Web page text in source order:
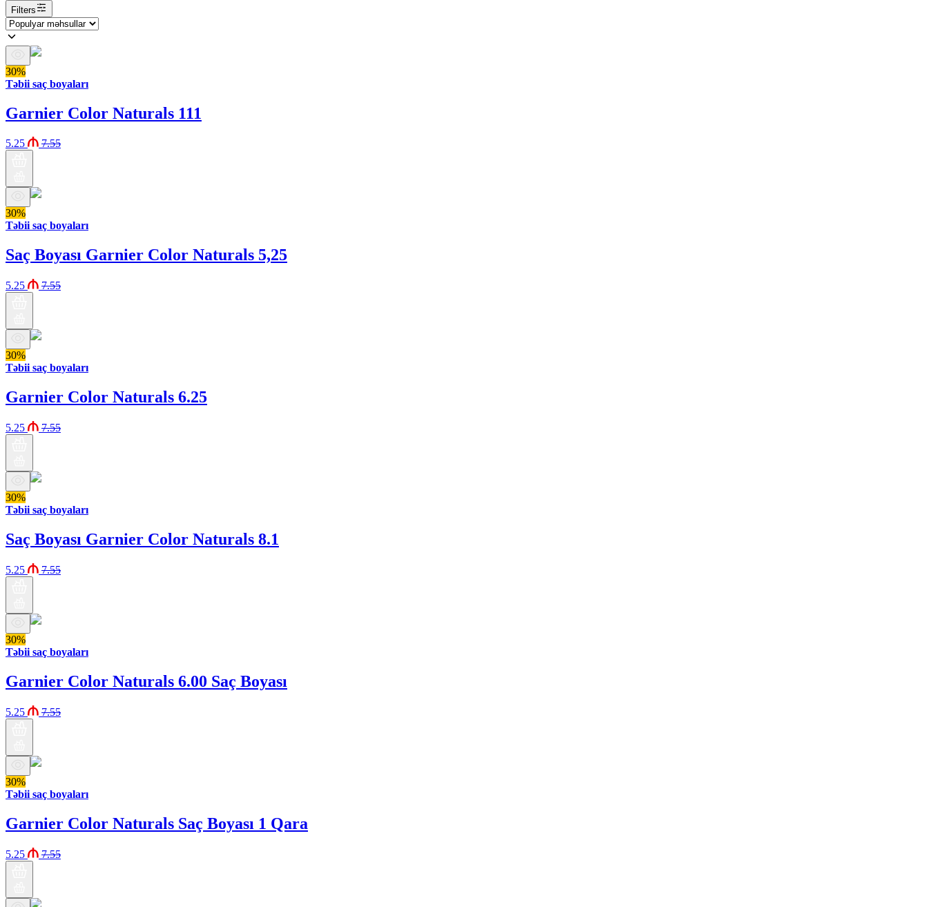
Filters
30%
Təbii saç boyaları
Garnier Color Naturals 111
5.25 7.55
30%
Təbii saç boyaları
Saç Boyası Garnier Color Naturals 5,25
5.25 7.55
30%
Təbii saç boyaları
Garnier Color Naturals 6.25
5.25 7.55
30%
Təbii saç boyaları
Saç Boyası Garnier Color Naturals 8.1
5.25 7.55
30%
Təbii saç boyaları
Garnier Color Naturals 6.00 Saç Boyası
5.25 7.55
30%
Təbii saç boyaları
Garnier Color Naturals Saç Boyası 1 Qara
5.25 7.55